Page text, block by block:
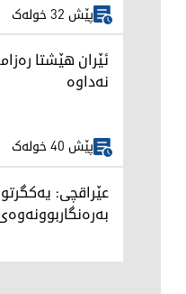
پێش 32 خولەک
ئێران هێشتا
نەداوە
پێش 40 خولەک
عێراقچی: